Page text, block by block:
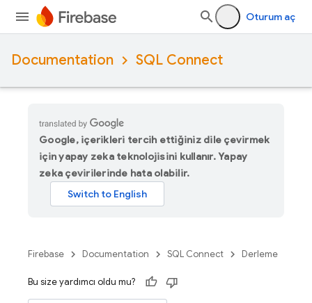
Oturum aç
Documentation SQL Connect
Google, içerikleri tercih ettiğiniz dile çevirmek
için yapay zeka teknolojisini kullanır. Yapay
zeka çevirilerinde hata olabilir.
Firebase Documentation SQL Connect Derleme
Bu size yardımcı oldu mu?